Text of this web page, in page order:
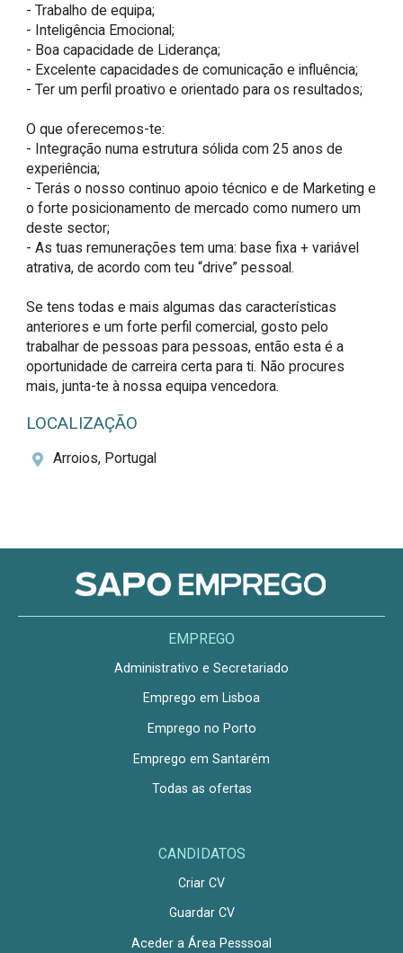
- Trabalho de equipa;
- Inteligência Emocional;
- Boa capacidade de Liderança;
- Excelente capacidades de comunicação e influência;
- Ter um perfil proativo e orientado para os resultados;
O que oferecemos-te:
- Integração numa estrutura sólida com 25 anos de
experiência;
- Terás o nosso continuo apoio técnico e de Marketing e
o forte posicionamento de mercado como numero um
deste sector;
- As tuas remunerações tem uma: base fixa + variável
atrativa, de acordo com teu “drive” pessoal.
Se tens todas e mais algumas das características
anteriores e um forte perfil comercial, gosto pelo
trabalhar de pessoas para pessoas, então esta é a
oportunidade de carreira certa para ti. Não procures
mais, junta-te à nossa equipa vencedora.
LOCALIZAÇÃO
Arroios, Portugal
EMPREGO
Administrativo e Secretariado
Emprego em Lisboa
Emprego no Porto
Emprego em Santarém
Todas as ofertas
CANDIDATOS
Criar CV
Guardar CV
Aceder a Área Pesssoal